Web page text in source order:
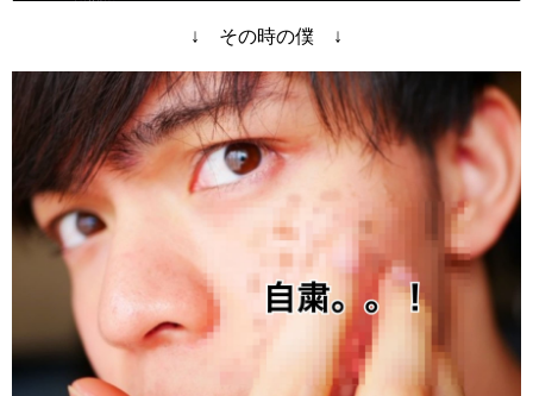
↓ その時の僕 ↓